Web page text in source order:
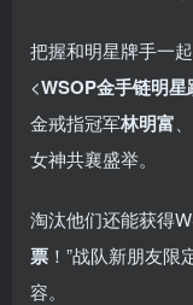
把握和明星牌手一
<WSOP金手链明星
金戒指冠军林明富
女神共襄盛举。
淘汰他们还能获得
票 ！”战队新朋友
容。